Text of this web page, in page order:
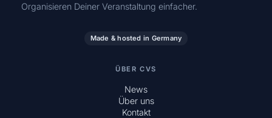
Organisieren Deiner Veranstaltung einfacher.
Made & hosted in Germany
ÜBER CVS
News
Über uns
Kontakt